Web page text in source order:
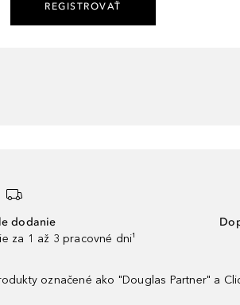
REGISTROVAŤ
dodanie
za 1 až 3 pracovné dni¹
označené ako "Douglas Partner" a